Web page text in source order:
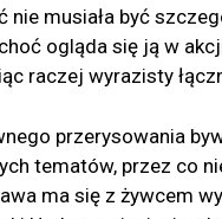
nie musiała być
ogląda się ją w
raczej wyrazisty
przerysowania
tematów, przez co
ma się z żywcem